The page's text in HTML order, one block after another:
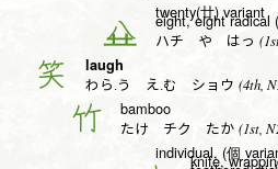
twenty(廿) variant
八 eight, eight radical
ハチ や はっ
笑 laugh
わら.う え.む ショウ (4th,
竹 bamboo
たけ チク たか (1st,
individual, (個
knife,